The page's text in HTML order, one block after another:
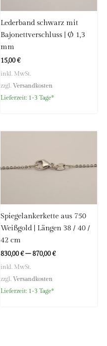
Lederband schwarz mit
Bajonettverschluss | Ø 1,3
mm
15,00€
inkl. MwSt.
zzgl. Versandkosten
Lieferzeit: 1-3 Tage*
Spiegelankerkette aus 750
Weißgold | Längen 38 / 40 /
42 cm
830,00€–870,00€
inkl. MwSt.
zzgl. Versandkosten
Lieferzeit: 1-3 Tage*